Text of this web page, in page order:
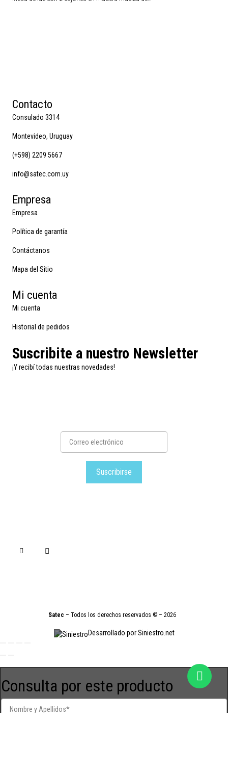
Contacto
Consulado 3314
Montevideo, Uruguay
(+598) 2209 5667
info@satec.com.uy
Empresa
Empresa
Política de garantía
Contáctanos
Mapa del Sitio
Mi cuenta
Mi cuenta
Historial de pedidos
Suscribite a nuestro Newsletter
¡Y recibí todas nuestras novedades!
Suscribirse
Satec – Todos los derechos reservados © – 2026
Desarrollado por Siniestro.net
Consulta por este producto